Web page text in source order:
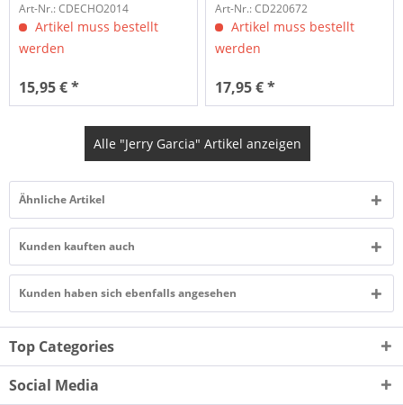
Art-Nr.: CDECHO2014
Artikel muss bestellt
werden
15,95 € *
Art-Nr.: CD220672
Artikel muss bestellt
werden
17,95 € *
Alle "Jerry Garcia" Artikel anzeigen
Ähnliche Artikel
Kunden kauften auch
Kunden haben sich ebenfalls angesehen
Top Categories
Social Media